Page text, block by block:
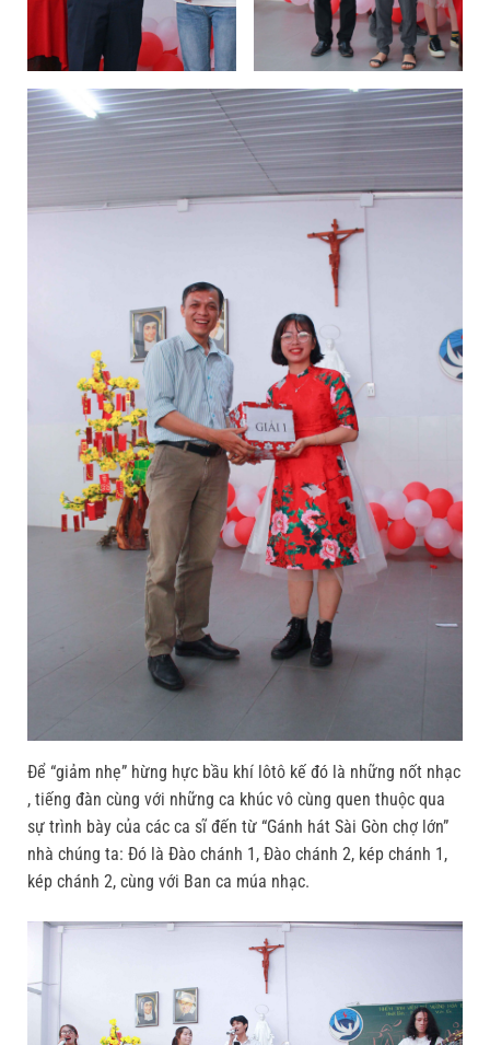
Để “giảm nhẹ” hừng hực bầu khí lôtô kế đó là những nốt nhạc
, tiếng đàn cùng với những ca khúc vô cùng quen thuộc qua
sự trình bày của các ca sĩ đến từ “Gánh hát Sài Gòn chợ lớn”
nhà chúng ta: Đó là Đào chánh 1, Đào chánh 2, kép chánh 1,
kép chánh 2, cùng với Ban ca múa nhạc.